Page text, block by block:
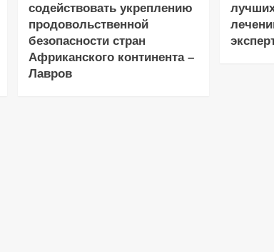
содействовать укреплению
продовольственной
безопасности стран
Африканского континента –
Лавров